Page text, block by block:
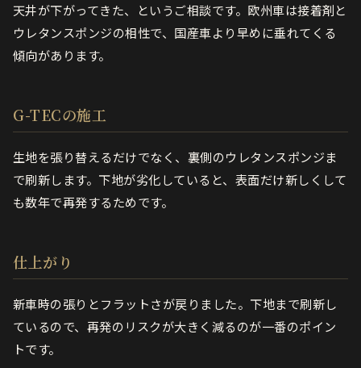
天井が下がってきた、というご相談です。欧州車は接着剤と
ウレタンスポンジの相性で、国産車より早めに垂れてくる
傾向があります。
G-TECの施工
生地を張り替えるだけでなく、裏側のウレタンスポンジま
で刷新します。下地が劣化していると、表面だけ新しくして
も数年で再発するためです。
仕上がり
新車時の張りとフラットさが戻りました。下地まで刷新し
ているので、再発のリスクが大きく減るのが一番のポイン
トです。